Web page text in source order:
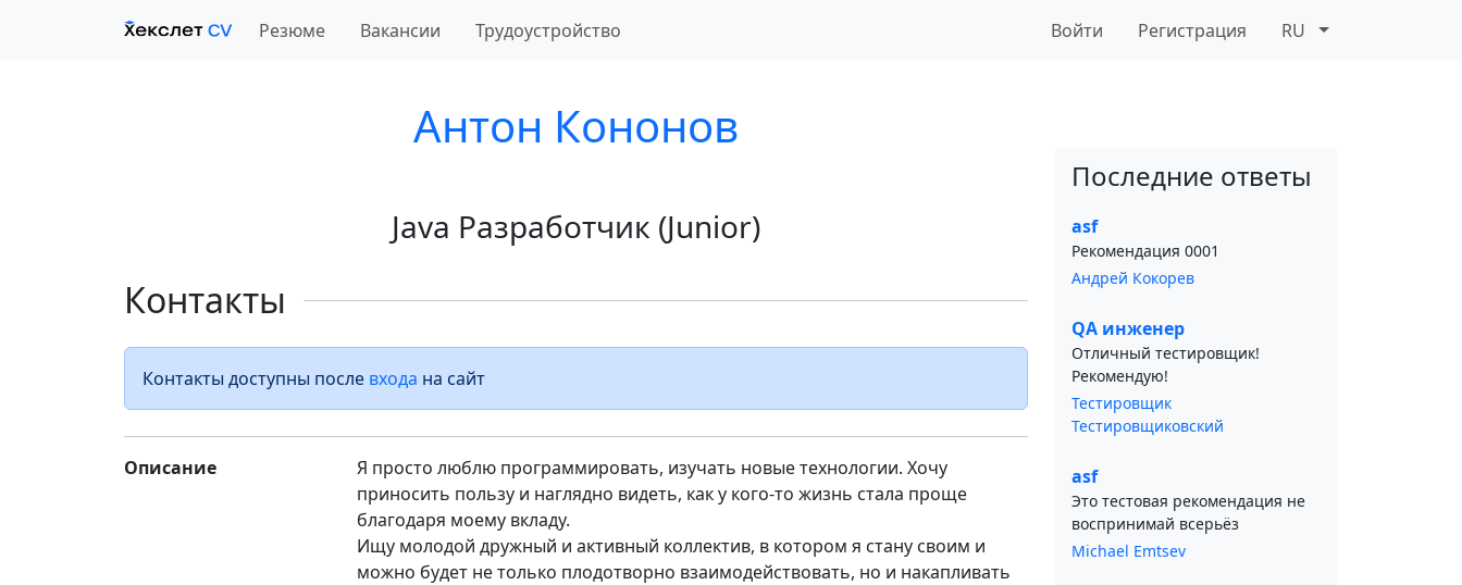
Резюме Вакансии Трудоустройство Войти Регистрация RU
Антон Кононов
Java Разработчик (Junior)
Контакты
Контакты доступны после входа на сайт
Описание
Я просто люблю программировать, изучать новые технологии. Хочу
приносить пользу и наглядно видеть, как у кого-то жизнь стала проще
благодаря моему вкладу.
Ищу молодой дружный и активный коллектив, в котором я стану своим и
можно будет не только плодотворно взаимодействовать, но и накапливать
Последние ответы
asf
Рекомендация 0001
Андрей Кокорев
QA инженер
Отличный тестировщик!
Рекомендую!
Тестировщик
Тестировщиковский
asf
Это тестовая рекомендация не
воспринимай всерьёз
Michael Emtsev